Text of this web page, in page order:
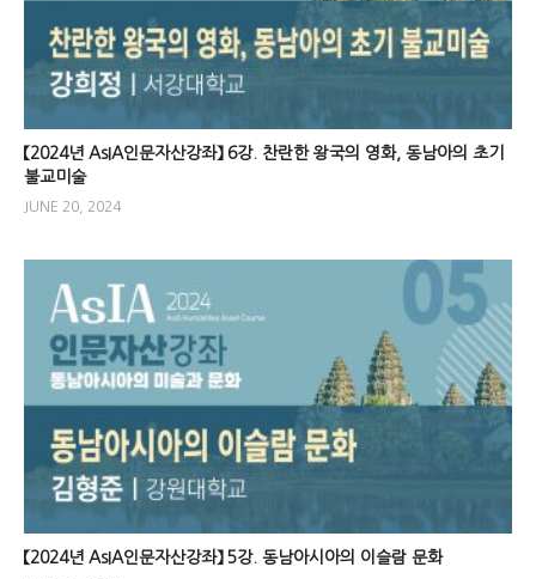
【2024년 AsIA인문자산강좌】 6강. 찬란한 왕국의 영화, 동남아의 초기
불교미술
JUNE 20, 2024
【2024년 AsIA인문자산강좌】 5강. 동남아시아의 이슬람 문화